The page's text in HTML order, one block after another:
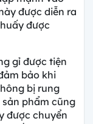
được diễn ra
được
gỉ được tiện
bảo khi
bị rung
phẩm cũng
được chuyển